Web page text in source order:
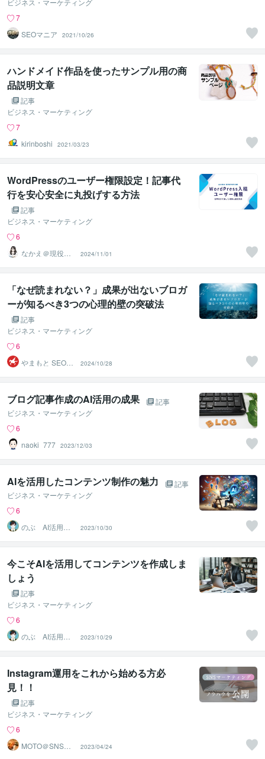
ビジネス・マーケティング
7
SEOマニア
2021/10/26
ハンドメイド作品を使ったサンプル用の商
品説明文章
記事
ビジネス・マーケティング
7
kirinboshi
2021/03/23
WordPressのユーザー権限設定！記事代
行を安心安全に丸投げする方法
記事
ビジネス・マーケティング
6
なかえ＠現役We
bライター＆ブロ
ガー
2024/11/01
「なぜ読まれない？」成果が出ないブロガ
ーが知るべき3つの心理的壁の突破法
記事
ビジネス・マーケティング
6
やまもと SEOラ
イター
2024/10/28
ブログ記事作成のAI活用の成果
記事
ビジネス・マーケティング
6
naoki_777 2023/12/03
AIを活用したコンテンツ制作の魅力
記事
ビジネス・マーケティング
6
のぶ AI活用か
んたんコンテン
ツ制作術
2023/10/30
今こそAIを活用してコンテンツを作成しま
しょう
記事
ビジネス・マーケティング
6
のぶ AI活用か
んたんコンテン
ツ制作術
2023/10/29
Instagram運用をこれから始める方必
見！！
記事
ビジネス・マーケティング
6
MOTO＠SNSマ
2023/04/24